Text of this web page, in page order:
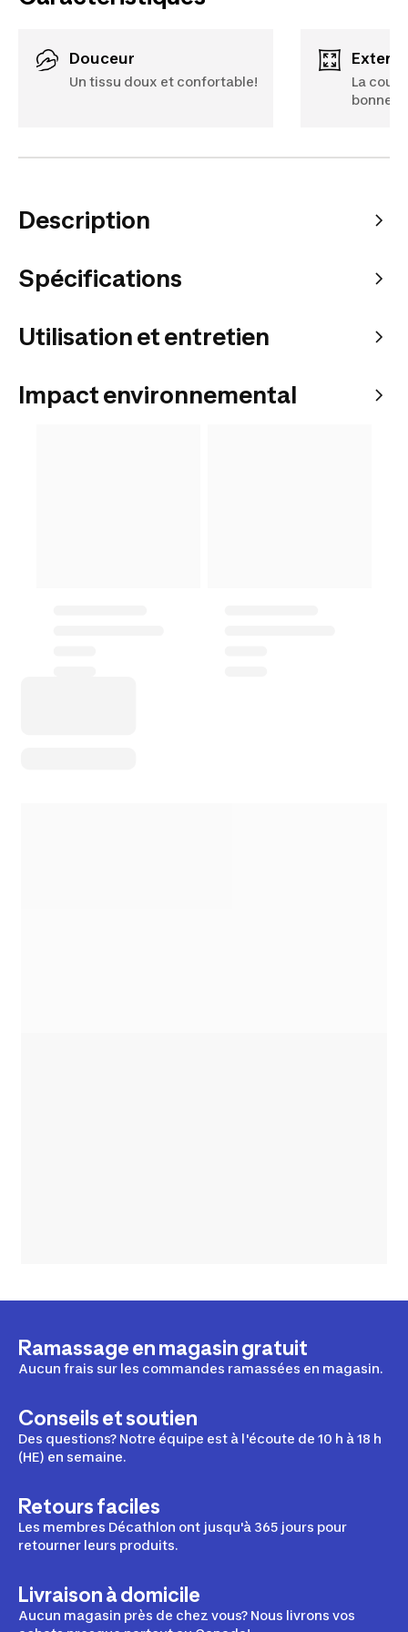
Douceur
Un tissu doux et confortable!
La
bonne
Description
Spécifications
Utilisation et entretien
Impact environnemental
Ramassage en magasin gratuit
Aucun frais sur les commandes ramassées en magasin.
Conseils et soutien
Des questions? Notre équipe est à l'écoute de 10 h à 18 h
(HE) en semaine.
Retours faciles
Les membres Décathlon ont jusqu'à 365 jours pour
retourner leurs produits.
Livraison à domicile
Aucun magasin près de chez vous? Nous livrons vos